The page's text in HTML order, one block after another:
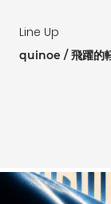
Line Up
quinoe 飛躍的